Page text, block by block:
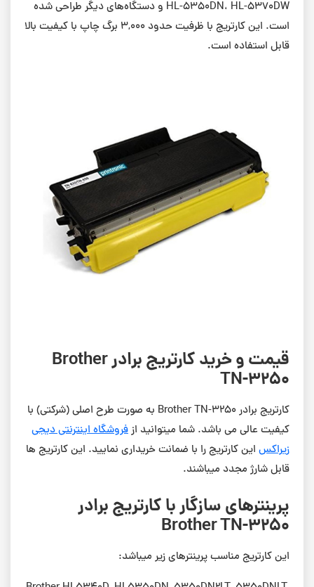
HL-5350DN، HL-5370DW و دستگاه‌های دیگر طراحی شده
است. این کارتریج با ظرفیت حدود 3,000 برگ چاپ با کیفیت بالا
قابل استفاده است.
قیمت و خرید کارتریج برادر Brother
TN-3250
کارتریج برادر Brother TN-3250 به صورت طرح اصلی (شرکتی) با
کیفیت عالی می باشد. شما میتوانید ازفروشگاه اینترنتی دیجی
زیراکس این کارتریج را با ضمانت خریداری نمایید. این کارتریج ها
قابل شارژ مجدد میباشند.
پرینترهای سازگار با کارتریج برادر
Brother TN-3250
این کارتریج مناسب پرینترهای زیر میباشد: